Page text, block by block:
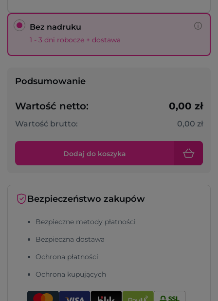
Bez nadruku
1 - 3 dni robocze + dostawa
Podsumowanie
Wartość netto: 0,00 zł
Wartość brutto: 0,00 zł
Dodaj do koszyka
Bezpieczeństwo zakupów
Bezpieczne metody płatności
Bezpieczna dostawa
Ochrona płatności
Ochrona kupujących